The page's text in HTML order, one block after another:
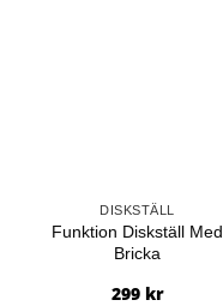
DISKSTÄLL
Funktion Diskställ Med
Bricka
299 kr